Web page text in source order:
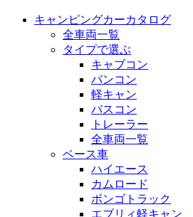
キャンピングカーカタログ
全車両一覧
タイプで選ぶ
キャブコン
バンコン
軽キャン
バスコン
トレーラー
全車両一覧
ベース車
ハイエース
カムロード
ボンゴトラック
エブリィ軽キャン